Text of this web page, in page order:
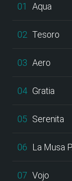
01 Aqua
02 Tesoro
03 Aero
04 Gratia
05 Serenita
06 La Musa
07 Vojo